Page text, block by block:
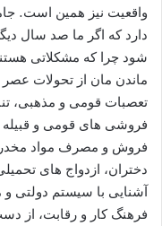
واقعیت نیز همین است.
دارد که اگر ما صد سال
شود چرا که مشکلاتی
ماندن مان از تحولات عصر
تعصبات قومی و مذهبی،
فروشی های قومی و قبیله
فروش و مصرف مواد مخدر،
دختران، ازدواج های
آشنایی با سیستم دولتی
فرهنگ کار و رقابت، از